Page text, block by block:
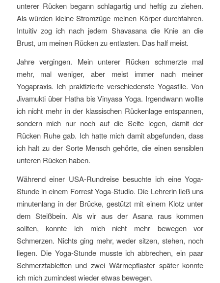
unterer Rücken begann schlagartig und heftig zu ziehen.
Als würden kleine Stromzüge meinen Körper durchfahren.
Intuitiv zog ich nach jedem Shavasana die Knie an die
Brust, um meinen Rücken zu entlasten. Das half meist.
Jahre vergingen. Mein unterer Rücken schmerzte mal
mehr, mal weniger, aber meist immer nach meiner
Yogapraxis. Ich praktizierte verschiedenste Yogastile. Von
Jivamukti über Hatha bis Vinyasa Yoga. Irgendwann wollte
ich nicht mehr in der klassischen Rückenlage entspannen,
sondern mich nur noch auf die Seite legen, damit der
Rücken Ruhe gab. Ich hatte mich damit abgefunden, dass
ich halt zu der Sorte Mensch gehörte, die einen sensiblen
unteren Rücken haben.
Während einer USA-Rundreise besuchte ich eine Yoga-
Stunde in einem Forrest Yoga-Studio. Die Lehrerin ließ uns
minutenlang in der Brücke, gestützt mit einem Klotz unter
dem Steißbein. Als wir aus der Asana raus kommen
sollten, konnte ich mich nicht mehr bewegen vor
Schmerzen. Nichts ging mehr, weder sitzen, stehen, noch
liegen. Die Yoga-Stunde musste ich abbrechen, ein paar
Schmerztabletten und zwei Wärmepflaster später konnte
ich mich zumindest wieder etwas bewegen.